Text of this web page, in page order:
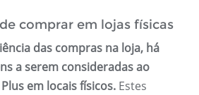
comprar em lojas físicas
das compras na loja, há
a serem consideradas ao
em locais físicos. Estes